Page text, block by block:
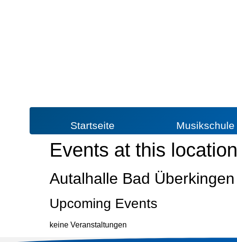
Startseite Musikschule
Events at this location
Autalhalle Bad Überkingen
Upcoming Events
keine Veranstaltungen